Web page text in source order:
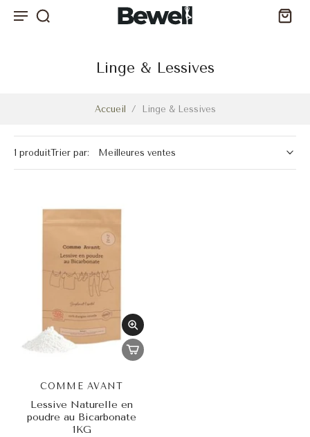
Linge & Lessives
Accueil / Linge & Lessives
1 produitTrier par:
COMME AVANT
Lessive Naturelle en
poudre au Bicarbonate
1KG